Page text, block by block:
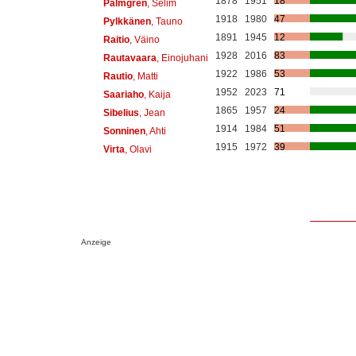
Palmgren, Selim
Pylkkänen, Tauno 1918 1980
47
Raitio, Väino 1891 1945
12
Rautavaara , Einojuhani 1928 2016
83
Rautio, Matti 1922 1986
53
Saariaho, Kaija 1952 2023
71
Sibelius , Jean 1865 1957
24
Sonninen, Ahti 1914 1984
51
Virta , Olavi 1915 1972 39
Anzeige